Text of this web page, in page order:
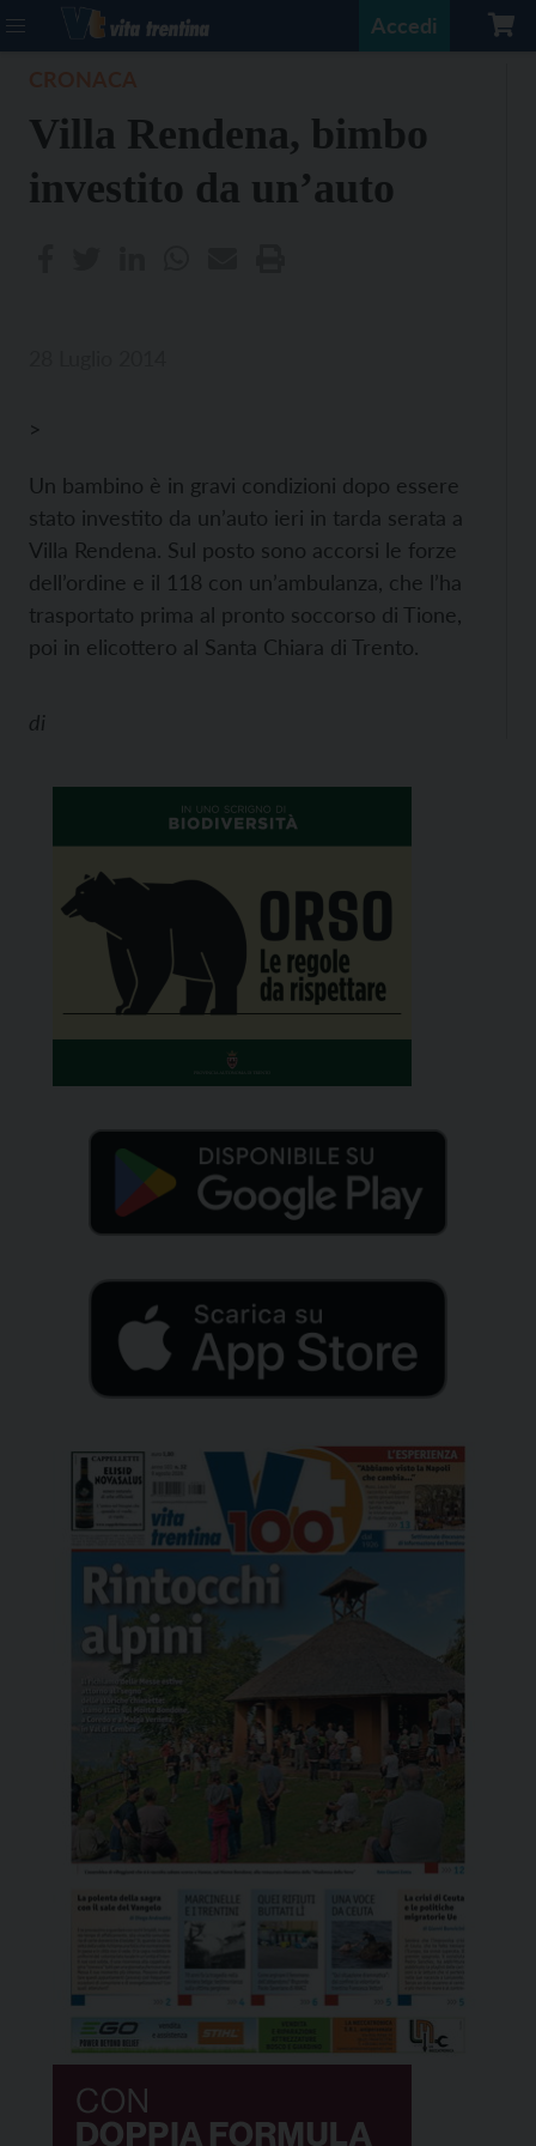
Accedi
Villa Rendena, bimbo
investito da un’auto
>
Un bambino è in gravi condizioni dopo essere
stato investito da un’auto ieri in tarda serata a
Villa Rendena. Sul posto sono accorsi le forze
dell’ordine e il 118 con un’ambulanza, che l’ha
trasportato prima al pronto soccorso di Tione,
poi in elicottero al Santa Chiara di Trento.
di